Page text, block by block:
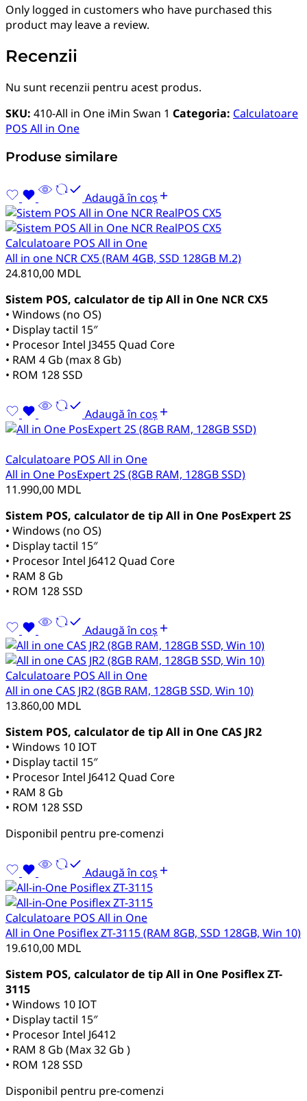
Only logged in customers who have purchased this
product may leave a review.
Recenzii
Nu sunt recenzii pentru acest produs.
SKU: 410-All in One iMin Swan 1 Categoria: Calculatoare
POS All in One
Produse similare
Adaugă în coș
Calculatoare POS All in One
All in one NCR CX5 (RAM 4GB, SSD 128GB M.2)
24.810,00 MDL
Sistem POS, calculator de tip All in One NCR CX5
• Windows (no OS)
• Display tactil 15″
• Procesor Intel J3455 Quad Core
• RAM 4 Gb (max 8 Gb)
• ROM 128 SSD
Adaugă în coș
Calculatoare POS All in One
All in One PosExpert 2S (8GB RAM, 128GB SSD)
11.990,00 MDL
Sistem POS, calculator de tip All in One PosExpert 2S
• Windows (no OS)
• Display tactil 15″
• Procesor Intel J6412 Quad Core
• RAM 8 Gb
• ROM 128 SSD
Adaugă în coș
Calculatoare POS All in One
All in one CAS JR2 (8GB RAM, 128GB SSD, Win 10)
13.860,00 MDL
Sistem POS, calculator de tip All in One CAS JR2
• Windows 10 IOT
• Display tactil 15″
• Procesor Intel J6412 Quad Core
• RAM 8 Gb
• ROM 128 SSD
Disponibil pentru pre-comenzi
Adaugă în coș
Calculatoare POS All in One
All in One Posiflex ZT-3115 (RAM 8GB, SSD 128GB, Win 10)
19.610,00 MDL
Sistem POS, calculator de tip All in One Posiflex ZT-
3115
• Windows 10 IOT
• Display tactil 15″
• Procesor Intel J6412
• RAM 8 Gb (Max 32 Gb )
• ROM 128 SSD
Disponibil pentru pre-comenzi